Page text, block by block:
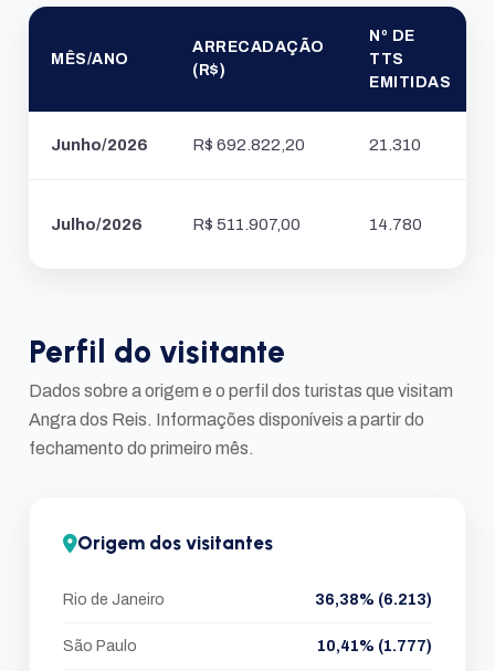
MÊS/ANO
ARRECADAÇÃO
(R$)
Nº DE
TTS
EMITIDAS
Junho/2026 R$ 692.822,20 21.310
Julho/2026 R$ 511.907,00 14.780
Perfil do visitante
Dados sobre a origem e o perfil dos turistas que visitam
Angra dos Reis. Informações disponíveis a partir do
fechamento do primeiro mês.
Origem dos visitantes
Rio de Janeiro 36,38% (6.213)
São Paulo 10,41% (1.777)